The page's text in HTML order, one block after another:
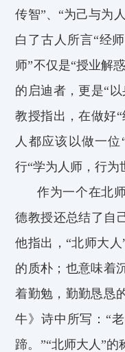
传智”、“为己与为
白了古人所言“经
师”不仅是“授业解
的启迪者，更是“
教授指出，在做好
人都应该以做一
行“学为人师，行为
作为一个在北
德教授还总结了自
他指出，“北师大
的质朴；也意味着
着勤勉，勤勤恳恳
牛》诗中所写：“
蹄。”“北师大人”